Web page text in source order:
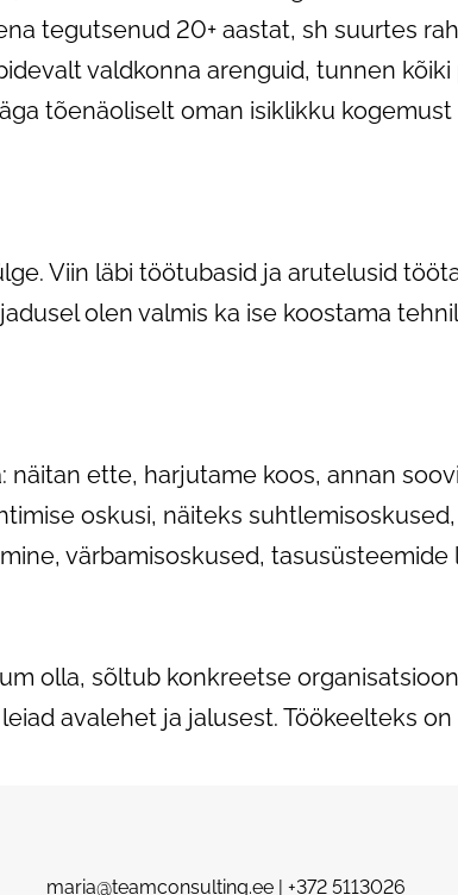
tegutsenud 20+ aastat, sh suurtes
valdkonna arenguid, tunnen
tõenäoliselt oman isiklikku
Viin läbi töötubasid ja arutelusid
olen valmis ka ise koostama
näitan ette, harjutame koos, annan
oskusi, näiteks
värbamisoskused, tasusüsteemide
olla, sõltub konkreetse
avalehet ja jalusest. Töökeelteks
maria@teamconsulting.ee | +372 5113026